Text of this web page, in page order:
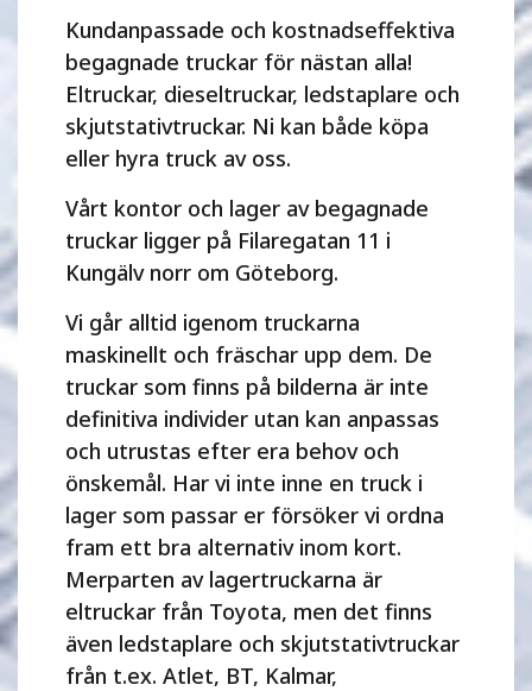
Kundanpassade och kostnadseffektiva
begagnade truckar för nästan alla!
Eltruckar, dieseltruckar, ledstaplare och
skjutstativtruckar. Ni kan både köpa
eller hyra truck av oss.
Vårt kontor och lager av begagnade
truckar ligger på Filaregatan 11 i
Kungälv norr om Göteborg.
Vi går alltid igenom truckarna
maskinellt och fräschar upp dem. De
truckar som finns på bilderna är inte
definitiva individer utan kan anpassas
och utrustas efter era behov och
önskemål. Har vi inte inne en truck i
lager som passar er försöker vi ordna
fram ett bra alternativ inom kort.
Merparten av lagertruckarna är
eltruckar från Toyota, men det finns
även ledstaplare och skjutstativtruckar
från t.ex. Atlet, BT, Kalmar,